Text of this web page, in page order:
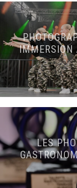
IMMERSION
LES